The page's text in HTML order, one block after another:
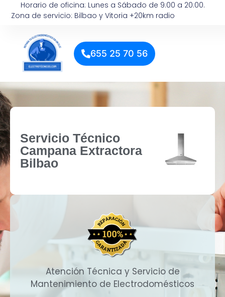
Horario de oficina: Lunes a Sábado de 9:00 a 20:00.
Zona de servicio: Bilbao y Vitoria +20km radio
655 25 70 56
Servicio Técnico
Campana Extractora
Bilbao
Atención Técnica y Servicio de
Mantenimiento de Electrodomésticos